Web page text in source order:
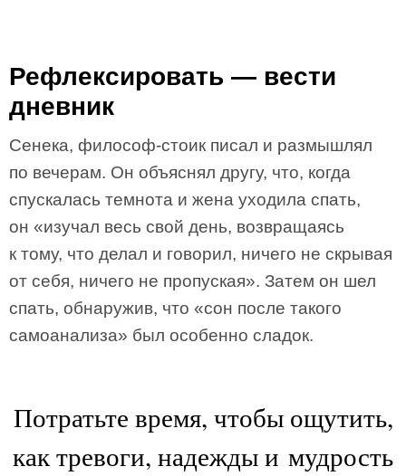
Рефлексировать — вести
дневник
Сенека, философ-стоик писал и размышлял
по вечерам. Он объяснял другу, что, когда
спускалась темнота и жена уходила спать,
он «изучал весь свой день, возвращаясь
к тому, что делал и говорил, ничего не скрывая
от себя, ничего не пропуская». Затем он шел
спать, обнаружив, что «сон после такого
самоанализа» был особенно сладок.
Потратьте время, чтобы ощутить,
как тревоги, надежды и мудрость